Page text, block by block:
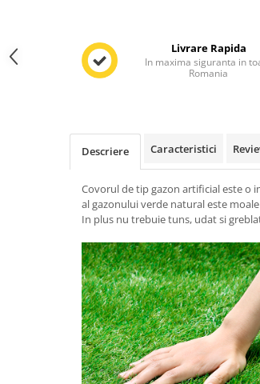
Livrare Rapida
In maxima siguranta in
Romania
Descriere Caracteristici
Covorul de tip gazon artificial este o
al gazonului verde natural este
In plus nu trebuie tuns, udat si